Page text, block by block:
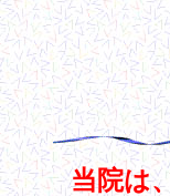
当院は